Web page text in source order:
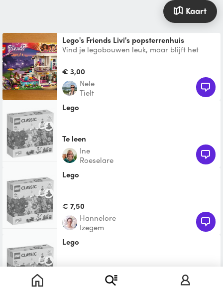
Kaart
Lego's Friends Livi's popsterrenhuis
Vind je legobouwen leuk, maar blijft het
bouwset van Lego F
€ 3,00
Nele
Tielt
Lego
Te leen
Ine
Roeselare
lego
€ 7,50
Hannelore
Izegem
Lego